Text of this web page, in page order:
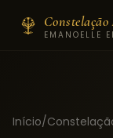
EMANOELLE
Início/